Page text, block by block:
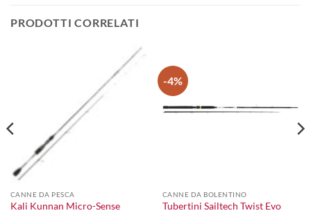
PRODOTTI CORRELATI
CANNE DA PESCA
Kali Kunnan Micro-Sense
-4%
CANNE DA BOLENTINO
Tubertini Sailtech Twist Evo